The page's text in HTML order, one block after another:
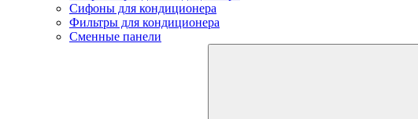
Сифоны для кондиционера
Фильтры для кондиционера
Сменные панели